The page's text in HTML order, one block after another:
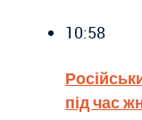
10:58
під час